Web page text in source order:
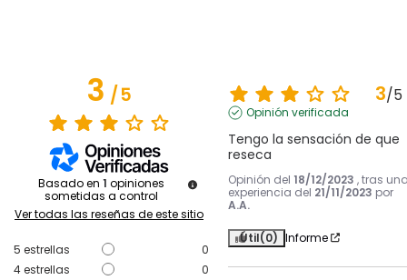
3/5
Basado en 1 opiniones
sometidas a control
Ver todas las reseñas de este sitio
5 estrellas
0
4estrellas
0
3/5
Opinión verificada
Tengo la sensación de que
reseca
Opinión del 18/12/2023 , tras
experiencia del 21/11/2023 por
A.A.
Útil(0) Informe